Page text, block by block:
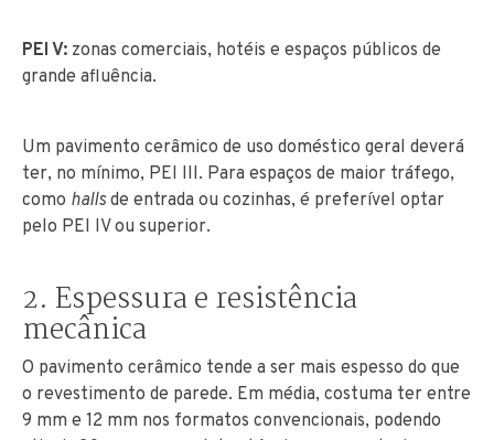
PEI V: zonas comerciais, hotéis e espaços públicos de
grande afluência.
Um pavimento cerâmico de uso doméstico geral deverá
ter, no mínimo, PEI III. Para espaços de maior tráfego,
como hallsde entrada ou cozinhas, é preferível optar
pelo PEI IV ou superior.
2. Espessura e resistência
mecânica
O pavimento cerâmico tende a ser mais espesso do que
o revestimento de parede. Em média, costuma ter entre
9 mm e 12 mm nos formatos convencionais, podendo